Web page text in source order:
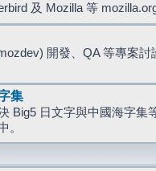
及 Mozilla 等
開發、QA 等專案討
集
Big5 日文字與中國海字集
。